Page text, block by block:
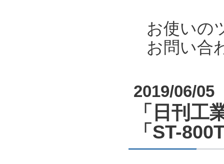
お使いの
お問い合
2019/06/05
「日刊工
「ST-